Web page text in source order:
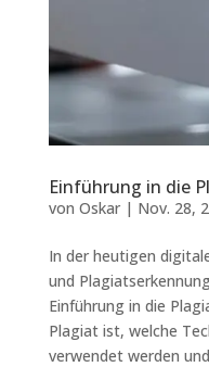
Einführung in die
von Oskar| Nov. 28,
In der heutigen
und
Einführung in die
Plagiat ist, welche
verwendet werden